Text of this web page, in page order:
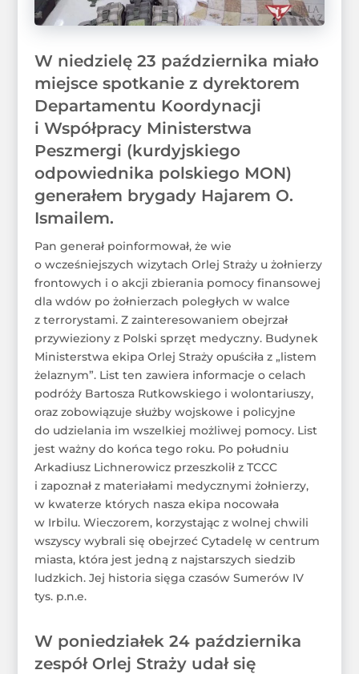
W niedzielę 23 października miało
miejsce spotkanie z dyrektorem
Departamentu Koordynacji
i Współpracy Ministerstwa
Peszmergi (kurdyjskiego
odpowiednika polskiego MON)
generałem brygady Hajarem O.
Ismailem.
Pan generał poinformował, że wie
o wcześniejszych wizytach Orlej Straży u żołnierzy
frontowych i o akcji zbierania pomocy finansowej
dla wdów po żołnierzach poległych w walce
z terrorystami. Z zainteresowaniem obejrzał
przywieziony z Polski sprzęt medyczny. Budynek
Ministerstwa ekipa Orlej Straży opuściła z „listem
żelaznym”. List ten zawiera informacje o celach
podróży Bartosza Rutkowskiego i wolontariuszy,
oraz zobowiązuje służby wojskowe i policyjne
do udzielania im wszelkiej możliwej pomocy. List
jest ważny do końca tego roku. Po południu
Arkadiusz Lichnerowicz przeszkolił z TCCC
i zapoznał z materiałami medycznymi żołnierzy,
w kwaterze których nasza ekipa nocowała
w Irbilu. Wieczorem, korzystając z wolnej chwili
wszyscy wybrali się obejrzeć Cytadelę w centrum
miasta, która jest jedną z najstarszych siedzib
ludzkich. Jej historia sięga czasów Sumerów IV
tys. p.n.e.
W poniedziałek 24 października
zespół Orlej Straży udał się